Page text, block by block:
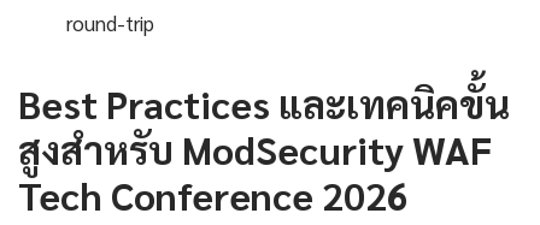
round-trip
Best Practices และเทคนิคขั้น
สูงสำหรับ ModSecurity WAF
Tech Conference 2026